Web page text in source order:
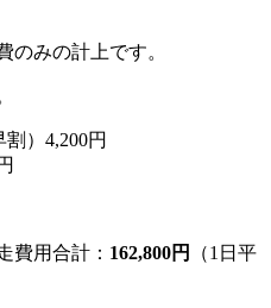
のみの計上です。
）4,200円
費用合計： 162,800円
（1日平